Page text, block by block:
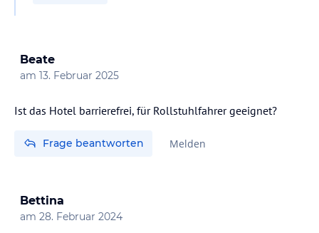
Beate
am 13. Februar 2025
Ist das Hotel barrierefrei, für Rollstuhlfahrer geeignet?
Frage beantworten Melden
Bettina
am 28. Februar 2024